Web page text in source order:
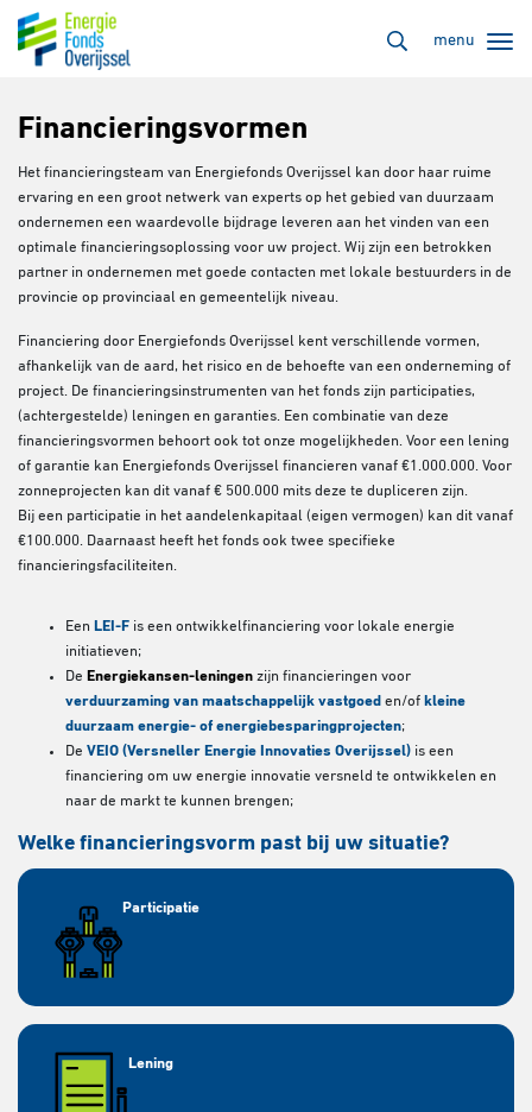
menu
Financieringsvormen
Het financieringsteam van Energiefonds Overijssel kan door haar ruime
ervaring en een groot netwerk van experts op het gebied van duurzaam
ondernemen een waardevolle bijdrage leveren aan het vinden van een
optimale financieringsoplossing voor uw project. Wij zijn een betrokken
partner in ondernemen met goede contacten met lokale bestuurders in de
provincie op provinciaal en gemeentelijk niveau.
Financiering door Energiefonds Overijssel kent verschillende vormen,
afhankelijk van de aard, het risico en de behoefte van een onderneming of
project. De financieringsinstrumenten van het fonds zijn participaties,
(achtergestelde) leningen en garanties. Een combinatie van deze
financieringsvormen behoort ook tot onze mogelijkheden. Voor een lening
of garantie kan Energiefonds Overijssel financieren vanaf €1.000.000. Voor
zonneprojecten kan dit vanaf € 500.000 mits deze te dupliceren zijn.
Bij een participatie in het aandelenkapitaal (eigen vermogen) kan dit vanaf
€100.000. Daarnaast heeft het fonds ook twee specifieke
financieringsfaciliteiten.
Een LEI-F is een ontwikkelfinanciering voor lokale energie
initiatieven;
De Energiekansen-leningen zijn financieringen voor
verduurzaming van maatschappelijk vastgoed en/of kleine
duurzaam energie- of energiebesparingprojecten;
De VEIO (Versneller Energie Innovaties Overijssel) is een
financiering om uw energie innovatie versneld te ontwikkelen en
naar de markt te kunnen brengen;
Welke financieringsvorm past bij uw situatie?
Participatie
Lening